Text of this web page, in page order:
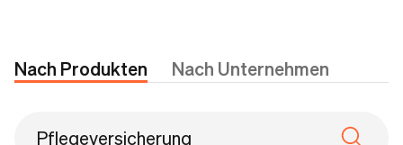
Nach Produkten Nach Unternehmen